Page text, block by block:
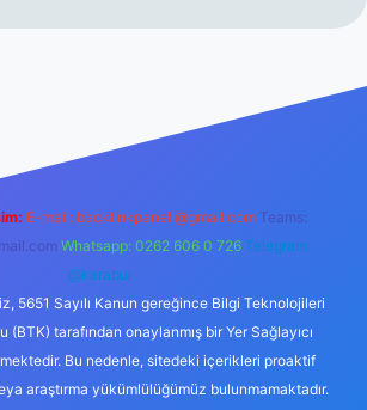
E-mail: backlinkpaneli@gmail.com Teams:
Whatsapp: 0262 606 0 726 Telegram:
@karabul
5651 Sayılı Kanun gereğince Bilgi Teknolojileri
(BTK) tarafından onaylanmış bir Yer Sağlayıcı
Bu nedenle, sitedeki içerikleri proaktif
araştırma yükümlülüğümüz bulunmamaktadır.